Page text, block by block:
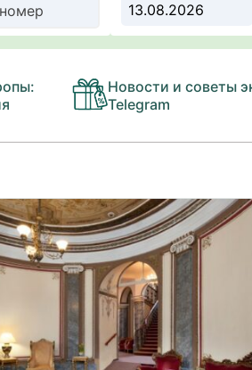
Новости и советы
Telegram